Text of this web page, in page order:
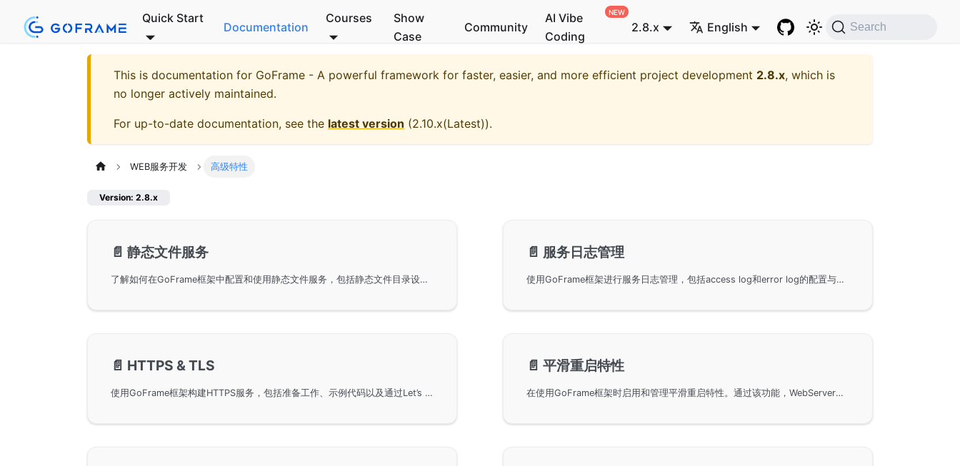
Quick Start
Documentation
Courses
Show
Case
Community
AI Vibe
Coding
2.8.x English Search
This is documentation for GoFrame - A powerful framework for faster, easier, and more efficient project development 2.8.x, which is
no longer actively maintained.
For up-to-date documentation, see the latest version (2.10.x(Latest)).
WEB服务开发 高级特性
Version: 2.8.x
📄️ 静态文件服务
了解如何在GoFrame框架中配置和使用静态文件服务，包括静态文件目录设置、静态文件服务开启条件、URI与静态目录映射、自定义URI重写规则及跨域配置示例，帮助开发者有效管理和优化项目中的静态资源访问。
📄️ 服务日志管理
使用GoFrame框架进行服务日志管理，包括access log和error log的配置与使用。详细解释了日志配置对象及属性，如Logger、LogPath、ErrorStack等，并提供了详细的日志格式说明和自定义日志处理方法。同时，还涉及如何通过配置文件和代码方法进行日志设置，以及日志格式和错误日志的记录方式和示例。
📄️ HTTPS & TLS
使用GoFrame框架构建HTTPS服务，包括准备工作、示例代码以及通过Let’s Encrypt获取免费SSL证书的方法。同时，还探讨了如何在同一WebServer下同时支持HTTP和HTTPS访问协议的方法，确保您的应用更安全。
📄️ 平滑重启特性
在使用GoFrame框架时启用和管理平滑重启特性。通过该功能，WebServer在更新版本或者重启时，无需中断已有请求，从而提高服务稳定性和用户体验。支持在*nix系统下的平滑重启和Windows系统下的完整重启，并提供Web和命令行的管理方法。还展示了具体的使用示例，包括基本使用、HTTPS支持和多服务多端口场景的平滑管理。